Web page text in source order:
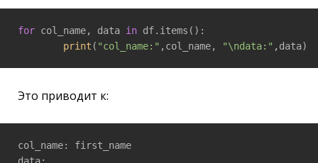
for col_name, data in df.items():
print ( "col_name:" ,col_name, "\ndata:"
Это приводит к:
col_name: first_name